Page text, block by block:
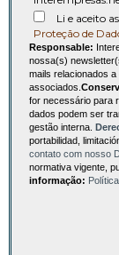
Li e aceito
Proteção de
Responsable:
nossa(s)
mails relacionados
associados.
for necessário para
dados podem ser
gestão interna.
portabilidad,
contato com nosso
normativa vigente,
informação: